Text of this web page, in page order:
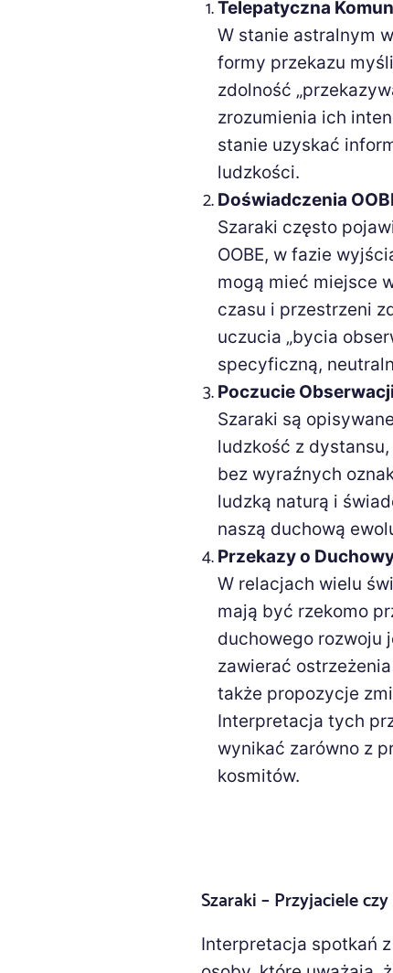
Telepatyczna
W stanie astralnym
formy przekazu
zdolność
zrozumienia ich
stanie uzyskać
ludzkości.
Doświadczenia
Szaraki często
OOBE, w fazie
mogą mieć miejsce
czasu i przestrzeni
uczucia „bycia
specyficzną,
Poczucie
Szaraki są
ludzkość z
bez wyraźnych
ludzką naturą i
naszą duchową
Przekazy o
W relacjach wielu
mają być rzekomo
duchowego rozwoju
zawierać
także propozycje
Interpretacja tych
wynikać zarówno z
kosmitów.
Szaraki – Przyjaciele
Interpretacja spotkań